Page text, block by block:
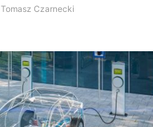
Tomasz Czarnecki